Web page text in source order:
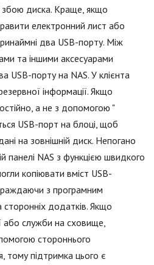
збою диска. Краще, якщо
електронний лист або
два USB-порту. Між
та іншими аксесуарами
USB-порту на NAS. У клієнта
інформації. Якщо
а не з допомогою "
USB-порт на блоці, щоб
на зовнішній диск. Непогано
панелі NAS з функцією швидкого
копіювати вміст USB-
з програмним
додатків. Якщо
або служби на сховище,
стороннього
тому підтримка цього є